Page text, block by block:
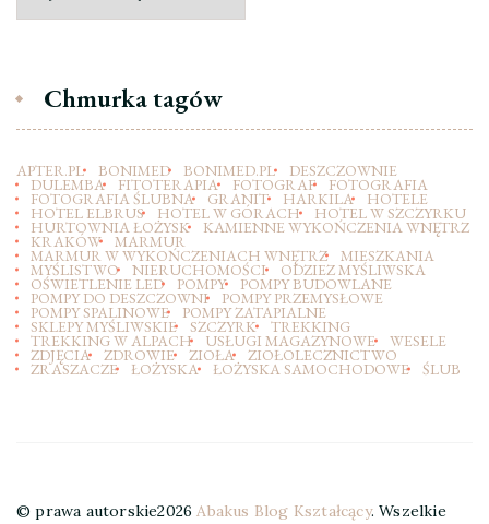
Chmurka tagów
APTER.PL BONIMED BONIMED.PL DESZCZOWNIE
DULEMBA FITOTERAPIA FOTOGRAF FOTOGRAFIA
FOTOGRAFIA ŚLUBNA GRANIT HARKILA HOTELE
HOTEL ELBRUS HOTEL W GÓRACH HOTEL W SZCZYRKU
HURTOWNIA ŁOŻYSK KAMIENNE WYKOŃCZENIA WNĘTRZ
KRAKÓW MARMUR
MARMUR W WYKOŃCZENIACH WNĘTRZ MIESZKANIA
MYŚLISTWO NIERUCHOMOŚCI ODZIEZ MYŚLIWSKA
OŚWIETLENIE LED POMPY POMPY BUDOWLANE
POMPY DO DESZCZOWNI POMPY PRZEMYSŁOWE
POMPY SPALINOWE POMPY ZATAPIALNE
SKLEPY MYŚLIWSKIE SZCZYRK TREKKING
TREKKING W ALPACH USŁUGI MAGAZYNOWE WESELE
ZDJĘCIA ZDROWIE ZIOŁA ZIOŁOLECZNICTWO
ZRASZACZE ŁOŻYSKA ŁOŻYSKA SAMOCHODOWE ŚLUB
© prawa autorskie2026Abakus Blog Kształcący. Wszelkie